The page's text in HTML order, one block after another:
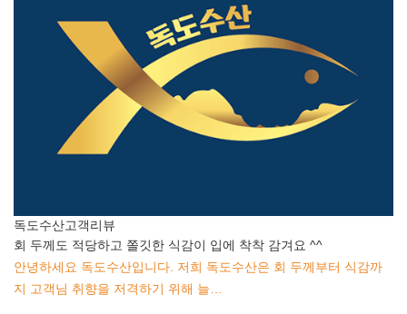
독도수산고객리뷰
회 두께도 적당하고 쫄깃한 식감이 입에 착착 감겨요 ^^
안녕하세요 독도수산입니다. 저희 독도수산은 회 두께부터 식감까
지 고객님 취향을 저격하기 위해 늘…